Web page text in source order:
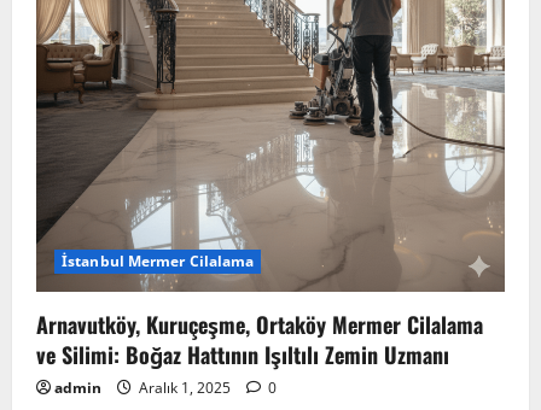
İstanbul Mermer Cilalama
Arnavutköy, Kuruçeşme, Ortaköy Mermer Cilalama
ve Silimi: Boğaz Hattının Işıltılı Zemin Uzmanı
admin Aralık 1, 2025 0